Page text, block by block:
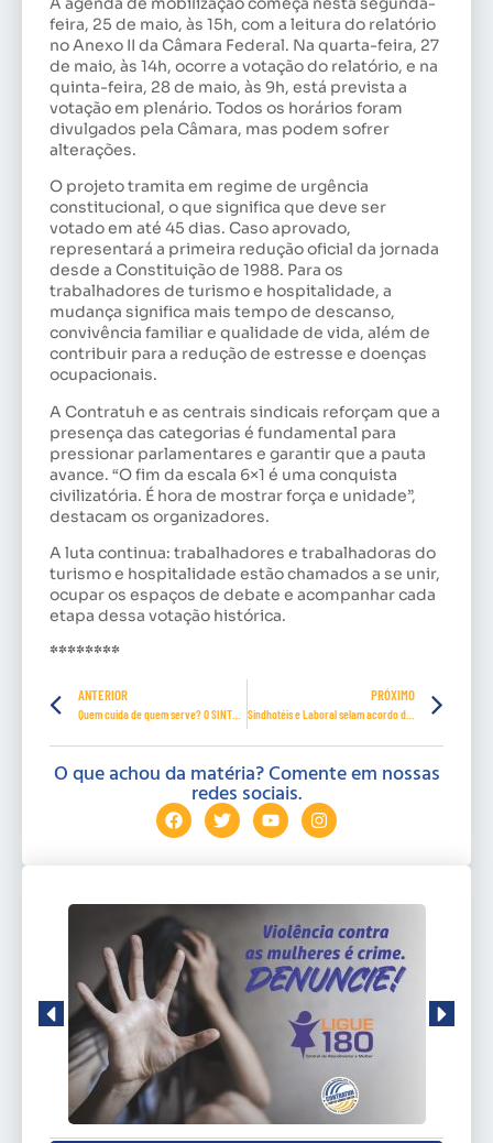
feira, 25 de maio, às 15h, com a leitura do relatório
no Anexo II da Câmara Federal. Na quarta-feira, 27
de maio, às 14h, ocorre a votação do relatório, e na
quinta-feira, 28 de maio, às 9h, está prevista a
votação em plenário. Todos os horários foram
divulgados pela Câmara, mas podem sofrer
alterações.
O projeto tramita em regime de urgência
constitucional, o que significa que deve ser
votado em até 45 dias. Caso aprovado,
representará a primeira redução oficial da jornada
desde a Constituição de 1988. Para os
trabalhadores de turismo e hospitalidade, a
mudança significa mais tempo de descanso,
convivência familiar e qualidade de vida, além de
contribuir para a redução de estresse e doenças
ocupacionais.
A Contratuh e as centrais sindicais reforçam que a
presença das categorias é fundamental para
pressionar parlamentares e garantir que a pauta
avance. “O fim da escala 6×1 é uma conquista
civilizatória. É hora de mostrar força e unidade”,
destacam os organizadores.
A luta continua: trabalhadores e trabalhadoras do
turismo e hospitalidade estão chamados a se unir,
ocupar os espaços de debate e acompanhar cada
etapa dessa votação histórica.
********
ANTERIOR PRÓXIMO
Sindhotéis e Laboral selam acordo de reajuste salarial em Foz do Iguaçu
O que achou da matéria? Comente em nossas
redes sociais.